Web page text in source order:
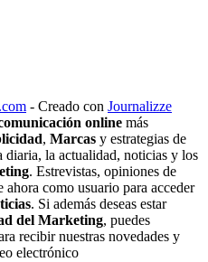
- Creado con Journalizze
online más
, Marcas y estrategias de
diaria, la actualidad, noticias y los
. Estrevistas, opiniones de
ahora como usuario para acceder
. Si además deseas estar
del Marketing, puedes
recibir nuestras novedades y
electrónico